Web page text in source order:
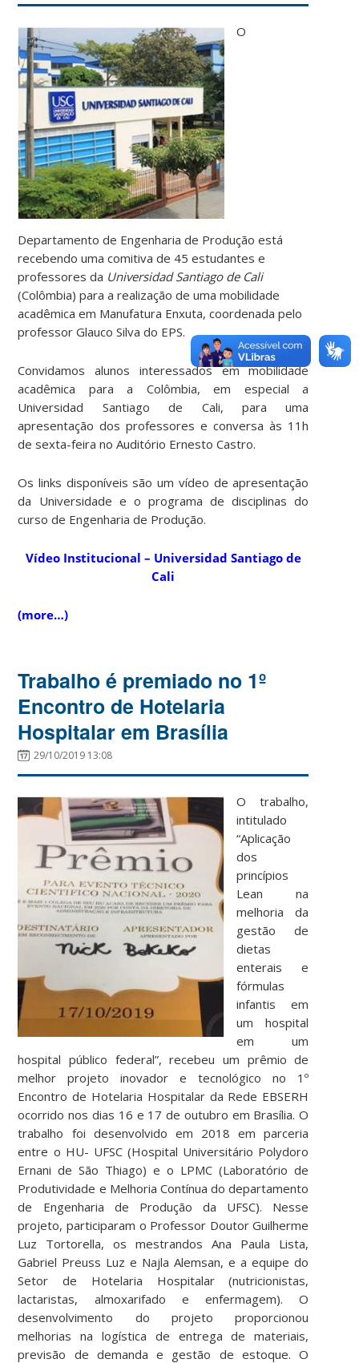
O
Departamento de Engenharia de Produção está
recebendo uma comitiva de 45 estudantes e
professores da Universidad Santiago de Cali
(Colômbia) para a realização de uma mobilidade
acadêmica em Manufatura Enxuta, coordenada pelo
professor Glauco Silva do EPS.
Convidamos alunos interessados em mobilidade
acadêmica para a Colômbia, em especial a
Universidad Santiago de Cali, para uma
apresentação dos professores e conversa às 11h
de sexta-feira no Auditório Ernesto Castro.
Os links disponíveis são um vídeo de apresentação
da Universidade e o programa de disciplinas do
curso de Engenharia de Produção.
Vídeo Institucional – Universidad Santiago de
Cali
(more…)
Trabalho é premiado no 1º
Encontro de Hotelaria
Hospitalar em Brasília
29/10/2019 13:08
O trabalho,
intitulado
“Aplicação
dos
princípios
Lean na
melhoria da
gestão de
dietas
enterais e
fórmulas
infantis em
um hospital
em um
hospital público federal”, recebeu um prêmio de
melhor projeto inovador e tecnológico no 1º
Encontro de Hotelaria Hospitalar da Rede EBSERH
ocorrido nos dias 16 e 17 de outubro em Brasília. O
trabalho foi desenvolvido em 2018 em parceria
entre o HU- UFSC (Hospital Universitário Polydoro
Ernani de São Thiago) e o LPMC (Laboratório de
Produtividade e Melhoria Contínua do departamento
de Engenharia de Produção da UFSC). Nesse
projeto, participaram o Professor Doutor Guilherme
Luz Tortorella, os mestrandos Ana Paula Lista,
Gabriel Preuss Luz e Najla Alemsan, e a equipe do
Setor de Hotelaria Hospitalar (nutricionistas,
lactaristas, almoxarifado e enfermagem). O
desenvolvimento do projeto proporcionou
melhorias na logística de entrega de materiais,
previsão de demanda e gestão de estoque. O